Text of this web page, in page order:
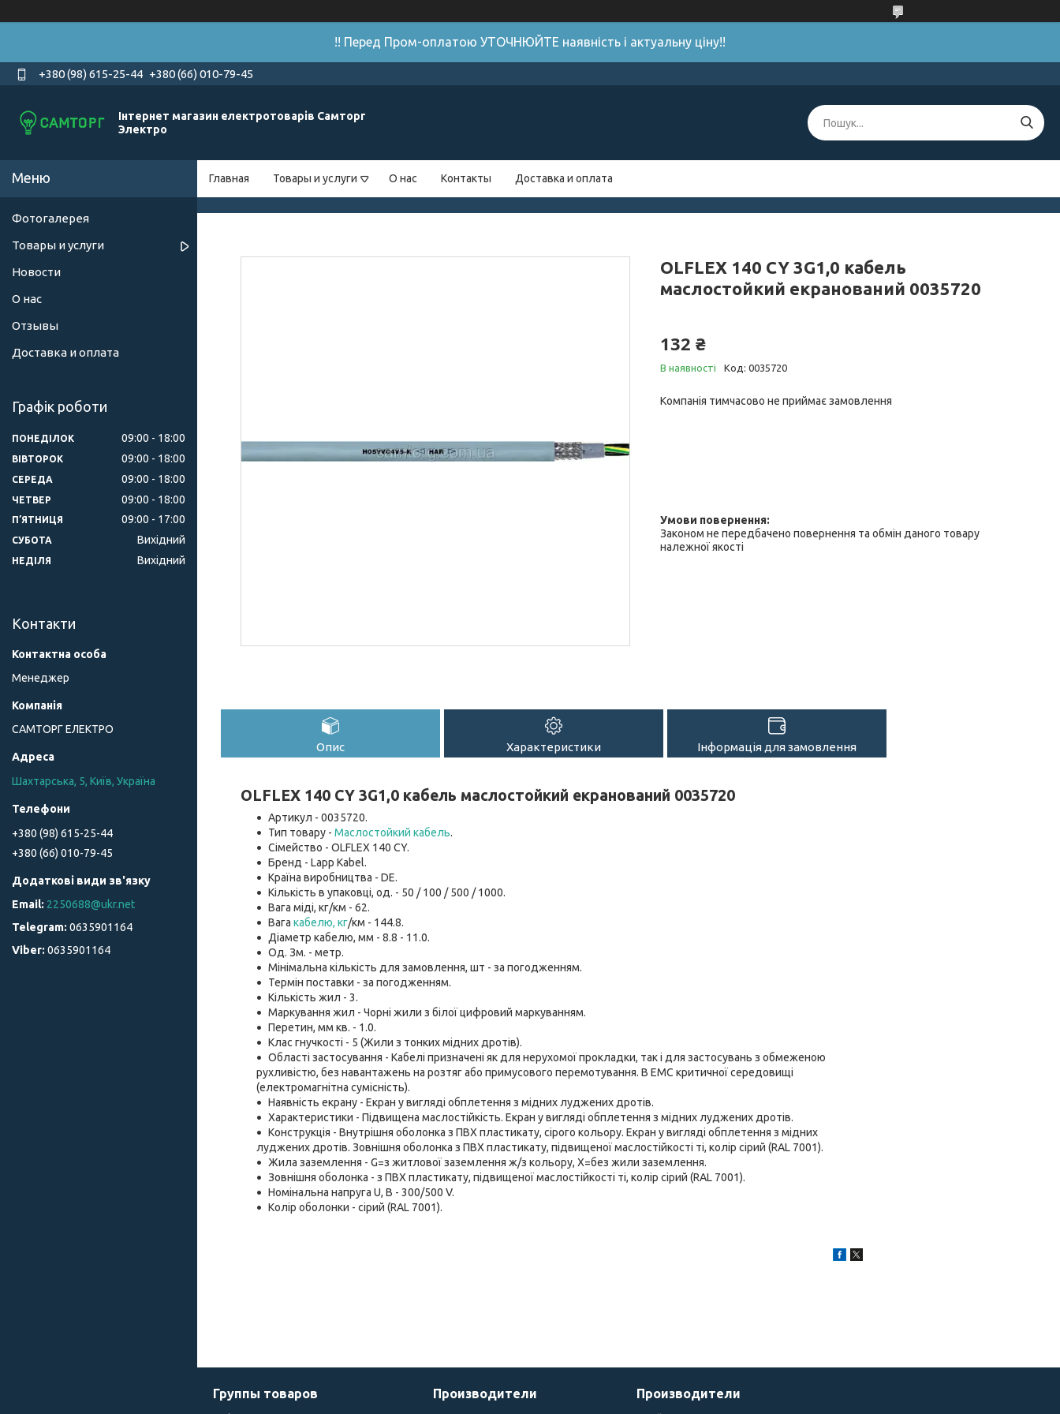
!! Перед Пром-оплатою УТОЧНЮЙТЕ наявність і актуальну ціну!!
+380 (98) 615-25-44 +380 (66) 010-79-45
Інтернет магазин електротоварів Самторг
Электро
Главная Товары и услуги О нас Контакты Доставка и оплата
OLFLEX 140 CY 3G1,0 кабель
маслостойкий екранований 0035720
132 ₴
В наявності Код: 0035720
Компанія тимчасово не приймає замовлення
Законом не передбачено повернення та обмін даного товару
належної якості
Опис Характеристики Інформація для замовлення
OLFLEX 140 CY 3G1,0 кабель маслостойкий екранований 0035720
Артикул - 0035720.
Тип товару - Маслостойкий кабель.
Сімейство - OLFLEX 140 CY.
Бренд - Lapp Kabel.
Країна виробництва - DE.
Кількість в упаковці, од. - 50 / 100 / 500 / 1000.
Вага міді, кг/км - 62.
Вага кабелю, кг/км - 144.8.
Діаметр кабелю, мм - 8.8 - 11.0.
Од. Зм. - метр.
Мінімальна кількість для замовлення, шт - за погодженням.
Термін поставки - за погодженням.
Кількість жил - 3.
Маркування жил - Чорні жили з білої цифровий маркуванням.
Перетин, мм кв. - 1.0.
Клас гнучкості - 5 (Жили з тонких мідних дротів).
Області застосування - Кабелі призначені як для нерухомої прокладки, так і для застосувань з обмеженою
рухливістю, без навантажень на розтяг або примусового перемотування. В ЕМС критичної середовищі
(електромагнітна сумісність).
Наявність екрану - Екран у вигляді обплетення з мідних луджених дротів.
Характеристики - Підвищена маслостійкість. Екран у вигляді обплетення з мідних луджених дротів.
Конструкція - Внутрішня оболонка з ПВХ пластикату, сірого кольору. Екран у вигляді обплетення з мідних
луджених дротів. Зовнішня оболонка з ПВХ пластикату, підвищеної маслостійкості ті, колір сірий (RAL 7001).
Жила заземлення - G=з житлової заземлення ж/з кольору, Х=без жили заземлення.
Зовнішня оболонка - з ПВХ пластикату, підвищеної маслостійкості ті, колір сірий (RAL 7001).
Номінальна напруга U, В - 300/500 V.
Колір оболонки - сірий (RAL 7001).
Фотогалерея
Товары и услуги
Новости
О нас
Отзывы
Доставка и оплата
Графік роботи
ПОНЕДІЛОК 09:00 18:00
ВІВТОРОК 09:00 18:00
СЕРЕДА 09:00 18:00
ЧЕТВЕР 09:00 18:00
ПʼЯТНИЦЯ 09:00 17:00
СУБОТА Вихідний
НЕДІЛЯ Вихідний
Контакти
Менеджер
САМТОРГ ЕЛЕКТРО
Шахтарська, 5, Київ, Україна
+380 (98) 615-25-44
+380 (66) 010-79-45
2250688@ukr.net
0635901164
0635901164
Группы товаров Производители Производители